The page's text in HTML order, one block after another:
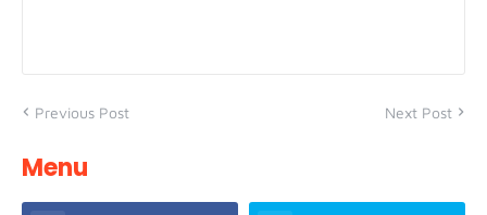
Previous Post Next Post
Menu